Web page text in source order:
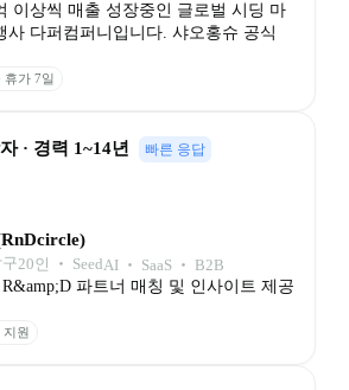
이상씩 매출 성장중인 글로벌 시딩 마
사 다퍼컴퍼니입니다. 샤오홍슈 공식
휴가 7일
· 경력 1~14년
빠른 응답
20인 ‧ SeedAI ‧ SaaS ‧ B2B
파트너 매칭 및 인사이트 제공
지원